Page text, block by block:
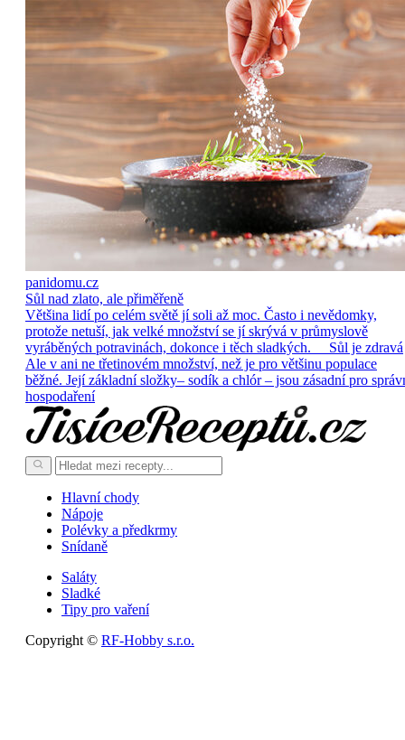
panidomu.cz
Sůl nad zlato, ale přiměřeně
Většina lidí po celém světě jí soli až moc. Často i nevědomky,
protože netuší, jak velké množství se jí skrývá v průmyslově
vyráběných potravinách, dokonce i těch sladkých. Sůl je zdravá
Ale v ani ne třetinovém množství, než je pro většinu populace
běžné. Její základní složky– sodík a chlór – jsou zásadní pro
hospodaření
Hlavní chody
Nápoje
Polévky a předkrmy
Snídaně
Saláty
Sladké
Tipy pro vaření
Copyright © RF-Hobby s.r.o.